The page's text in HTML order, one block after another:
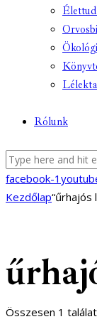
Rólunk
facebook-1
Kezdőlap“űrhajós
Összesen 1 találat